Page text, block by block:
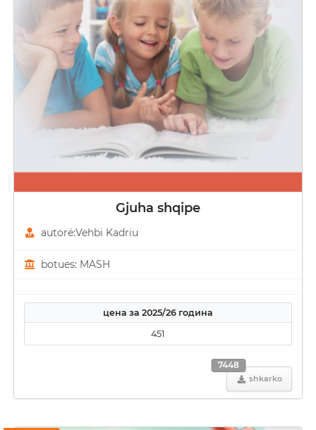
Gjuha shqipe
autorë:Vehbi Kadriu
botues: MASH
цена за 2025/26 година
451
shkarko
7448